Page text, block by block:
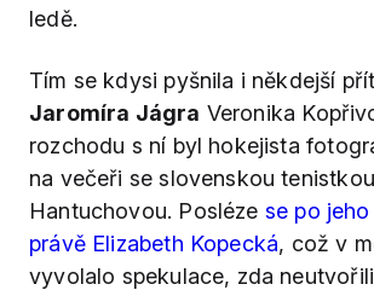
ledě.
Tím se kdysi pyšnila i někdejší
Jaromíra Jágra Veronika
rozchodu s ní byl hokejista
na večeři se slovenskou
Hantuchovou. Posléze se po
právě Elizabeth Kopecká, což v
vyvolalo spekulace, zda